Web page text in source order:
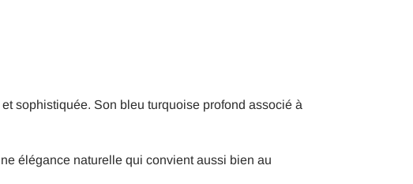
sophistiquée. Son bleu turquoise profond associé à
élégance naturelle qui convient aussi bien au